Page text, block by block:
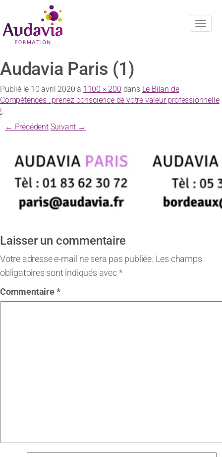
Audavia Paris (1)
Publié le 10 avril 2020 à 1100 × 200 dans Le Bilan de
Compétences : prenez conscience de votre valeur professionnelle
!.
← Précédent Suivant →
Laisser un commentaire
Votre adresse e-mail ne sera pas publiée. Les champs
obligatoires sont indiqués avec*
Commentaire*